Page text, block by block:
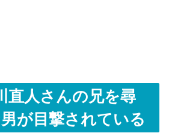
直人さんの兄を尋
が目撃されている